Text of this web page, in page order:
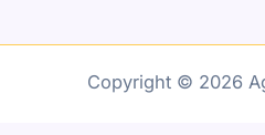
Copyright © 2026